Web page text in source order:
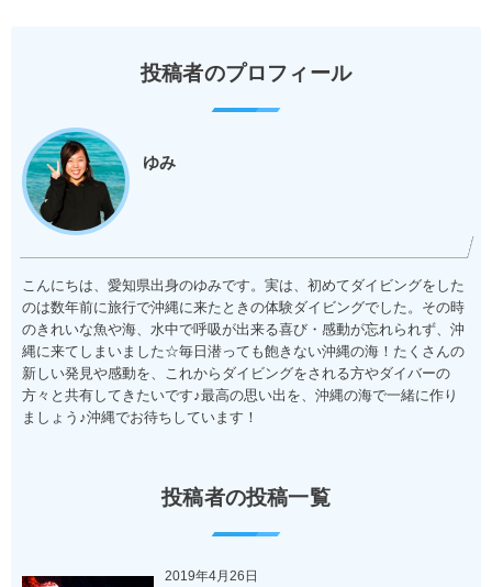
投稿者のプロフィール
ゆみ
こんにちは、愛知県出身のゆみです。実は、初めてダイビングをした
のは数年前に旅行で沖縄に来たときの体験ダイビングでした。その時
のきれいな魚や海、水中で呼吸が出来る喜び・感動が忘れられず、沖
縄に来てしまいました☆毎日潜っても飽きない沖縄の海！たくさんの
新しい発見や感動を、これからダイビングをされる方やダイバーの
方々と共有してきたいです♪最高の思い出を、沖縄の海で一緒に作り
ましょう♪沖縄でお待ちしています！
投稿者の投稿一覧
2019年4月26日